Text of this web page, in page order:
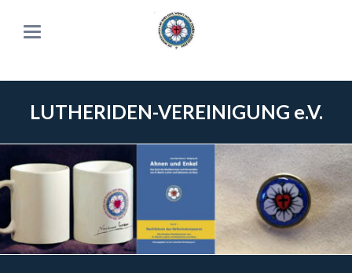
LUTHERIDEN-VEREINIGUNG e.V.